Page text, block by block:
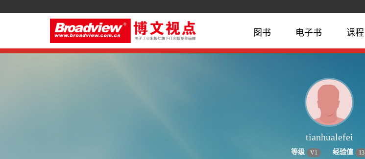
图书 电子书 课程
tianhualefei
等级 V1 经验值 13